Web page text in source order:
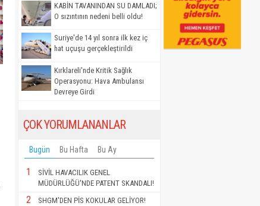
KABİN TAVANINDAN SU DAMLADI;
O sızıntının nedeni belli oldu!
Suriye'de 14 yıl sonra ilk kez iç
hat uçuşu gerçekleştirildi
Kırklareli'nde Kritik Sağlık
Operasyonu: Hava Ambulansı
Devreye Girdi
ÇOK YORUMLANANLAR
Bugün Bu Hafta Bu Ay
1
SİVİL HAVACILIK GENEL
MÜDÜRLÜĞÜ'NDE PATENT SKANDALI!
2 SHGM'DEN PİS KOKULAR GELİYOR!